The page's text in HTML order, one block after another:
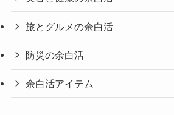
旅とグルメの余白活
防災の余白活
余白活アイテム